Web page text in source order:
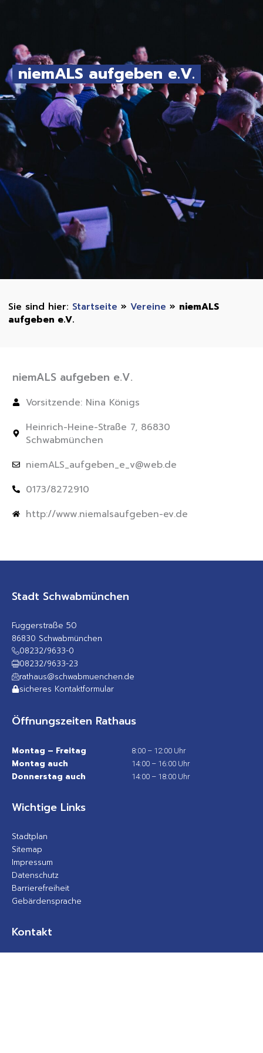
niemALS aufgeben e.V.
Startseite » Vereine » niemALS
aufgeben e.V.
niemALS aufgeben e.V.
Vorsitzende: Nina Königs
Heinrich-Heine-Straße 7, 86830
Schwabmünchen
niemALS_aufgeben_e_v@web.de
0173/8272910
http://www.niemalsaufgeben-ev.de
Stadt Schwabmünchen
Fuggerstraße 50
86830 Schwabmünchen
08232/9633-0
08232/9633-23
rathaus@schwabmuenchen.de
sicheres Kontaktformular
Öffnungszeiten Rathaus
Montag – Freitag 8:00 – 12:00 Uhr
Montag auch 14:00 – 16:00 Uhr
Donnerstag auch 14:00 – 18:00 Uhr
Wichtige Links
Stadtplan
Sitemap
Impressum
Datenschutz
Barrierefreiheit
Gebärdensprache
Kontakt